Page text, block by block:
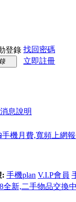
登錄 找回密碼
立即註冊
息說明
手機月費,寬頻上網
: 手機plan V.I.P會員
全新,二手物品交換